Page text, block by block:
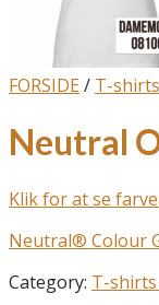
FORSIDE/ T-
Neutral
Klik for at se
Neutral® Colour
Category: T-